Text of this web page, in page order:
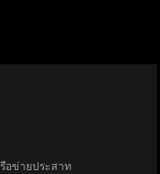
อข่ายประสาท